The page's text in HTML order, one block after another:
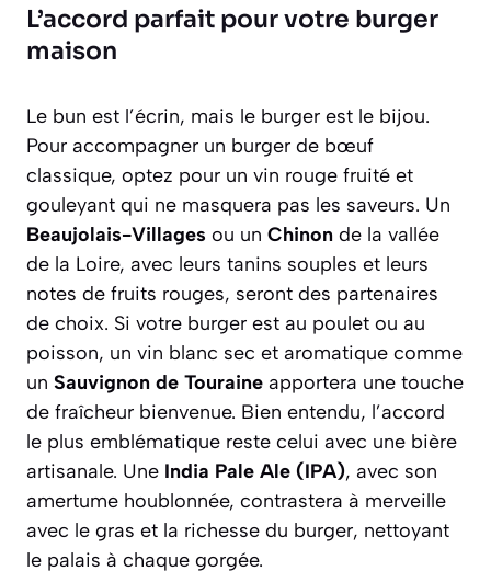
L’accord parfait pour votre burger
maison
Le bun est l’écrin, mais le burger est le bijou.
Pour accompagner un burger de bœuf
classique, optez pour un vin rouge fruité et
gouleyant qui ne masquera pas les saveurs. Un
Beaujolais-Villages ou un Chinon de la vallée
de la Loire, avec leurs tanins souples et leurs
notes de fruits rouges, seront des partenaires
de choix. Si votre burger est au poulet ou au
poisson, un vin blanc sec et aromatique comme
un Sauvignon de Touraine apportera une touche
de fraîcheur bienvenue. Bien entendu, l’accord
le plus emblématique reste celui avec une bière
artisanale. Une India Pale Ale (IPA), avec son
amertume houblonnée, contrastera à merveille
avec le gras et la richesse du burger, nettoyant
le palais à chaque gorgée.